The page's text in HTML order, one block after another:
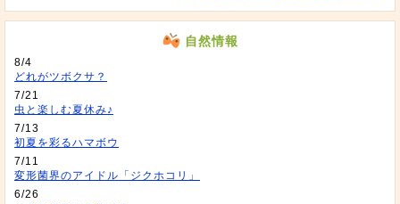
自然情報
8/4
どれがツボクサ？
7/21
虫と楽しむ夏休み♪
7/13
初夏を彩るハマボウ
7/11
変形菌界のアイドル「ジクホコリ」
6/26